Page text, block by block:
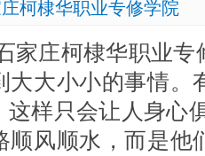
柯棣华职业专修学院
家庄柯棣华职业
大大小小的事情。
这样只会让人身心
顺风顺水，而是他